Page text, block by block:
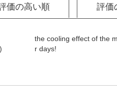
価の高い順 評価
the cooling effect of the
r days!